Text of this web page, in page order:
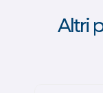
Altri